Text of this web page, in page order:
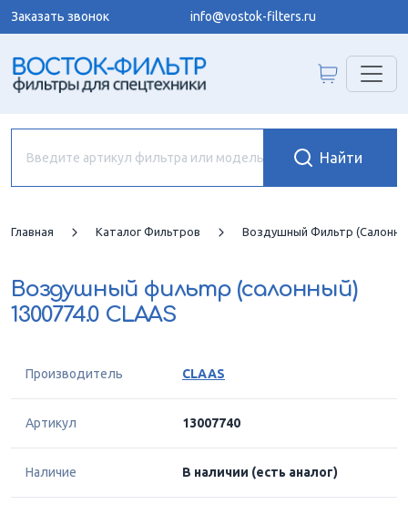
Заказать звонок info@vostok-filters.ru
Главная Каталог Фильтров Воздушный Фильтр
Воздушный фильтр (салонный)
1300774.0 CLAAS
Производитель CLAAS
Артикул 13007740
Наличие В наличии (есть аналог)